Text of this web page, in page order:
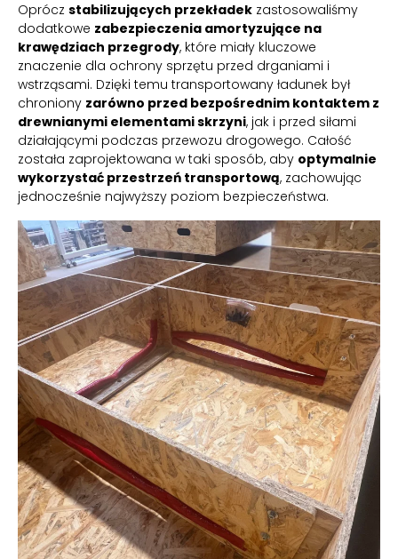
Oprócz stabilizujących przekładek zastosowaliśmy
dodatkowe zabezpieczenia amortyzujące na
krawędziach przegrody, które miały kluczowe
znaczenie dla ochrony sprzętu przed drganiami i
wstrząsami. Dzięki temu transportowany ładunek był
chroniony zarówno przed bezpośrednim kontaktem z
drewnianymi elementami skrzyni, jak i przed siłami
działającymi podczas przewozu drogowego. Całość
została zaprojektowana w taki sposób, aby optymalnie
wykorzystać przestrzeń transportową, zachowując
jednocześnie najwyższy poziom bezpieczeństwa.